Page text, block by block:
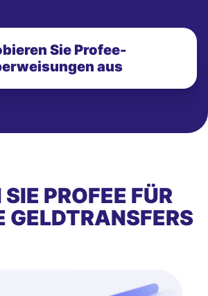
Sie Profee-
aus
PROFEE FÜR
GELDTRANSFERS